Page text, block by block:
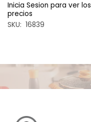
Inicia Sesion para ver los
precios
SKU: 16839